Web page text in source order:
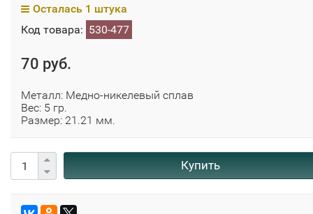
Осталась 1 штука
Код товара: 530-477
70 руб.
Металл: Медно-никелевый сплав
Вес: 5 гр.
Размер: 21.21 мм.
Купить